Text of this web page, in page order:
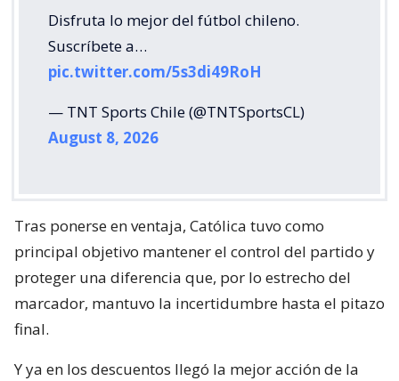
Disfruta lo mejor del fútbol chileno.
Suscríbete a…
pic.twitter.com/5s3di49RoH
— TNT Sports Chile (@TNTSportsCL)
August 8, 2026
Tras ponerse en ventaja, Católica tuvo como
principal objetivo mantener el control del partido y
proteger una diferencia que, por lo estrecho del
marcador, mantuvo la incertidumbre hasta el pitazo
final.
Y ya en los descuentos llegó la mejor acción de la